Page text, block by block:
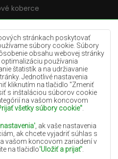
stránkach poskytovať
súbory cookie. Súbory
obsahu webovej stránky
používania
štatistík a na udržiavanie
Jednotlivé nastavenia
kliknutím na tlačidlo "Zmeniť
s inštaláciou súborov cookie
na vašom koncovom
všetky súbory cookie"
, ak vaše nastavenia
ak chcete vyjadriť súhlas s
vašom koncovom zariadení v
na tlačidlo'Uložiť a prijať'
koberce
koberce
koberce
koberce
koberce
koberce
koberce
koberce
koberce
koberce
koberce